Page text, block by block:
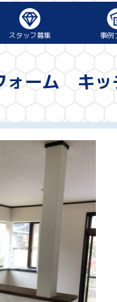
スタッフ募集 事例
ォーム キッ